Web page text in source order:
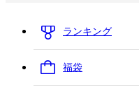
ランキング
福袋